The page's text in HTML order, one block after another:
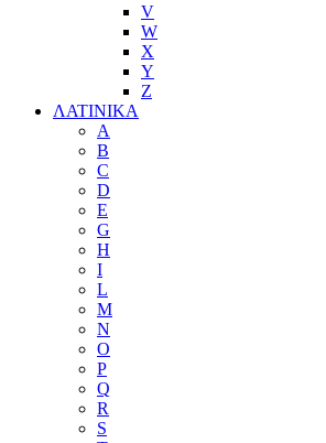
V
W
X
Y
Z
ΛΑΤΙΝΙΚΑ
A
B
C
D
E
G
H
I
L
M
N
O
P
Q
R
S